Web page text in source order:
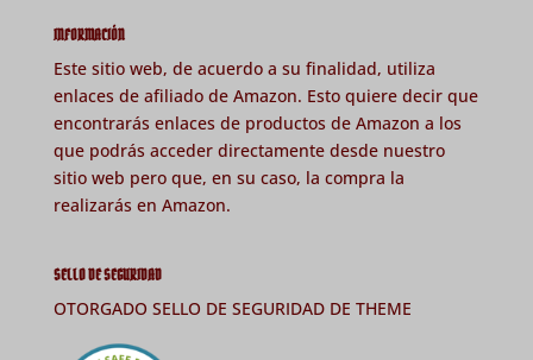
INFORMACIÓN
Este sitio web, de acuerdo a su finalidad, utiliza
enlaces de afiliado de Amazon. Esto quiere decir que
encontrarás enlaces de productos de Amazon a los
que podrás acceder directamente desde nuestro
sitio web pero que, en su caso, la compra la
realizarás en Amazon.
SELLO DE SEGURIDAD
OTORGADO SELLO DE SEGURIDAD DE THEME